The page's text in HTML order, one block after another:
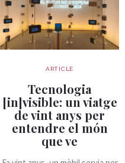
ARTICLE
Tecnologia
[in]visible: un viatge
de vint anys per
entendre el món
que ve